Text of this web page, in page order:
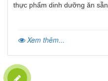
thực phẩm dinh dưỡng ăn sẵn
Xem thêm...